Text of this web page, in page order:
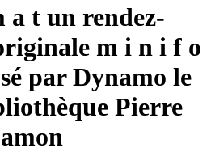
t un rendez-
m i n i f o
par Dynamo le
Pierre